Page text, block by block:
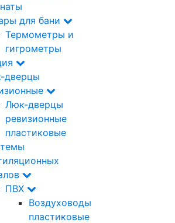
для бани
Термометры и
гигрометры
дверцы
Люк-дверцы
ревизионные
пластиковые
ПВХ
Воздуховоды
пластиковые